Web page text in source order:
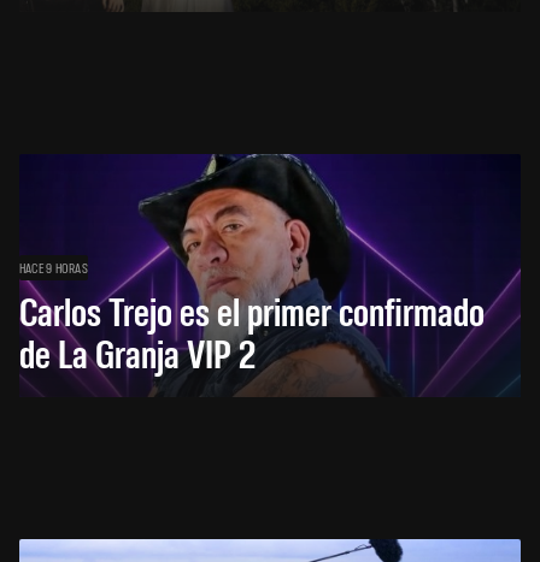
HACE 9 HORAS
Carlos Trejo es el primer confirmado
de La Granja VIP 2